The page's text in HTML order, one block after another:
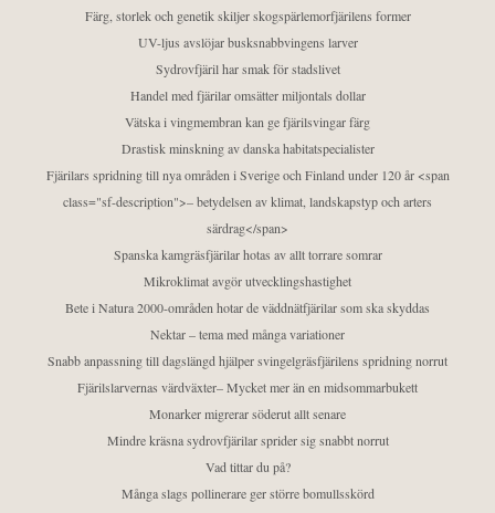
Färg, storlek och genetik skiljer skogspärlemorfjärilens former
UV-ljus avslöjar busksnabbvingens larver
Sydrovfjäril har smak för stadslivet
Handel med fjärilar omsätter miljontals dollar
Vätska i vingmembran kan ge fjärilsvingar färg
Drastisk minskning av danska habitatspecialister
Fjärilars spridning till nya områden i Sverige och Finland under 120 år <span
class="sf-description">– betydelsen av klimat, landskapstyp och arters
särdrag</span>
Spanska kamgräsfjärilar hotas av allt torrare somrar
Mikroklimat avgör utvecklingshastighet
Bete i Natura 2000-områden hotar de väddnätfjärilar som ska skyddas
Nektar – tema med många variationer
Snabb anpassning till dagslängd hjälper svingelgräsfjärilens spridning norrut
Fjärilslarvernas värdväxter– Mycket mer än en midsommarbukett
Monarker migrerar söderut allt senare
Mindre kräsna sydrovfjärilar sprider sig snabbt norrut
Vad tittar du på?
Många slags pollinerare ger större bomullsskörd